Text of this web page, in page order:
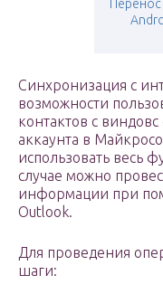
Синхронизация с
возможности
контактов с
аккаунта в
использовать весь
случае можно
информации при
Outlook.
Для проведения
шаги: